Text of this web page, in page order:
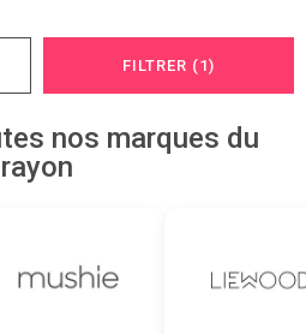
FILTRER (1)
nos marques du
rayon